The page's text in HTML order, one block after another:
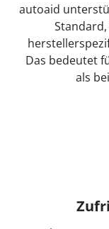
autoaid
Das bedeutet
als